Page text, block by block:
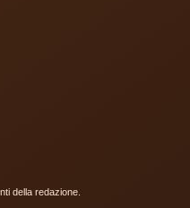
della redazione.